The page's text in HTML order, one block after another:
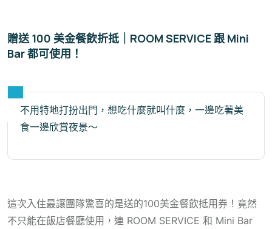
贈送 100 美金餐飲折抵｜ROOM SERVICE 跟 Mini
Bar 都可使用！
不用特地打扮出門，想吃什麼就叫什麼，一邊吃著美
食一邊欣賞夜景～
這次入住最讓團隊驚喜的是送的100美金餐飲抵用券！竟然
不只能在飯店餐廳使用，連 ROOM SERVICE 和 Mini Bar